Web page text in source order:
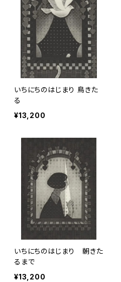
いちにちのはじまり 鳥きた
る
¥13,200
いちにちのはじまり 朝きた
るまで
¥13,200